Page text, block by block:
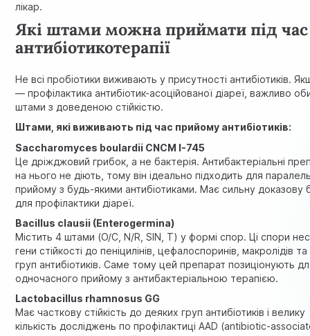
лікар.
Які штами можна приймати під час
антибіотикотерапії
Не всі пробіотики виживають у присутності антибіотиків.
— профілактика антибіотик-асоційованої діареї, важливо
штами з доведеною стійкістю.
Штами, які виживають під час прийому антибіотиків:
Saccharomyces boulardii CNCM I-745
Це дріжджовий грибок, а не бактерія. Антибактеріальні
на нього не діють, тому він ідеально підходить для
прийому з будь-якими антибіотиками. Має сильну доказову
для профілактики діареї.
Bacillus clausii (Enterogermina)
Містить 4 штами (O/C, N/R, SIN, T) у формі спор. Ці спори
гени стійкості до пеніцилінів, цефалоспоринів, макролідів
груп антибіотиків. Саме тому цей препарат позиціонують
одночасного прийому з антибактеріальною терапією.
Lactobacillus rhamnosus GG
Має часткову стійкість до деяких груп антибіотиків і велику
кількість досліджень по профілактиці AAD (antibiotic-